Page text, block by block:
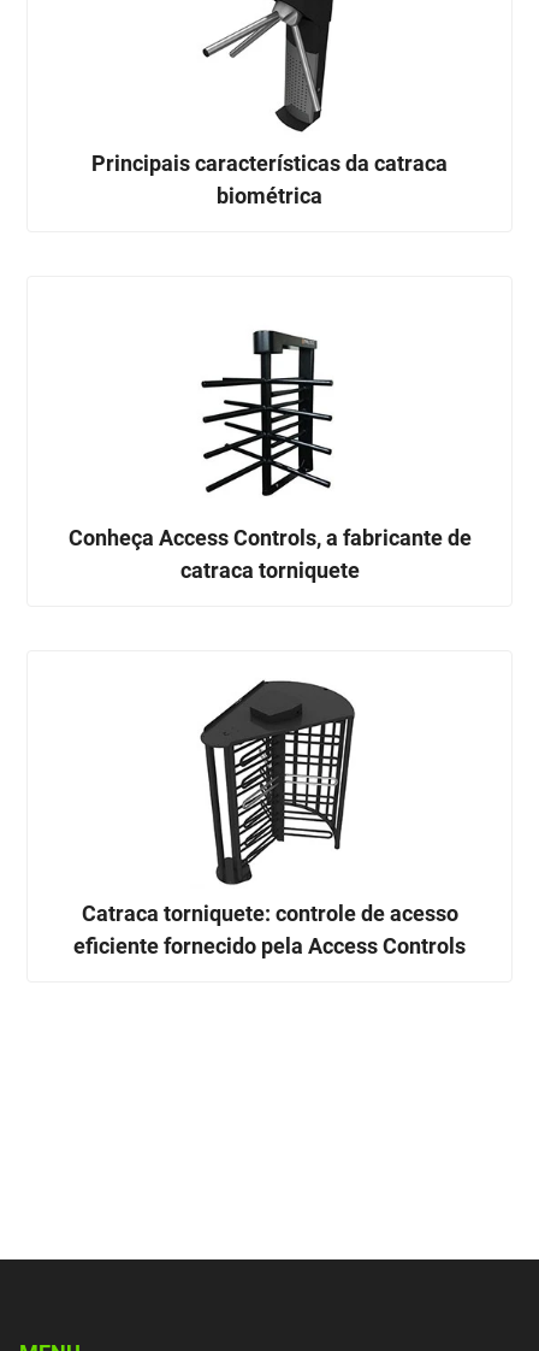
Principais características da catraca
biométrica
Conheça Access Controls, a fabricante de
catraca torniquete
Catraca torniquete: controle de acesso
eficiente fornecido pela Access Controls